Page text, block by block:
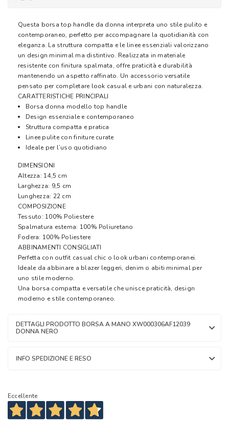
Questa borsa top handle da donna interpreta uno stile pulito e
contemporaneo, perfetto per accompagnare la quotidianità con
eleganza. La struttura compatta e le linee essenziali valorizzano
un design minimal ma distintivo. Realizzata in materiale
resistente con finitura spalmata, offre praticità e durabilità
mantenendo un aspetto raffinato. Un accessorio versatile
pensato per completare look casual e urbani con naturalezza.
CARATTERISTICHE PRINCIPALI
Borsa donna modello top handle
Design essenziale e contemporaneo
Struttura compatta e pratica
Linee pulite con finiture curate
Ideale per l’uso quotidiano
DIMENSIONI
Altezza: 14,5 cm
Larghezza: 9,5 cm
Lunghezza: 22 cm
COMPOSIZIONE
Tessuto: 100% Poliestere
Spalmatura esterna: 100% Poliuretano
Fodera: 100% Poliestere
ABBINAMENTI CONSIGLIATI
Perfetta con outfit casual chic o look urbani contemporanei.
Ideale da abbinare a blazer leggeri, denim o abiti minimal per
uno stile moderno.
Una borsa compatta e versatile che unisce praticità, design
moderno e stile contemporaneo.
DETTAGLI PRODOTTO BORSA A MANO XW000306AF12039
DONNA NERO
INFO SPEDIZIONE E RESO
Eccellente